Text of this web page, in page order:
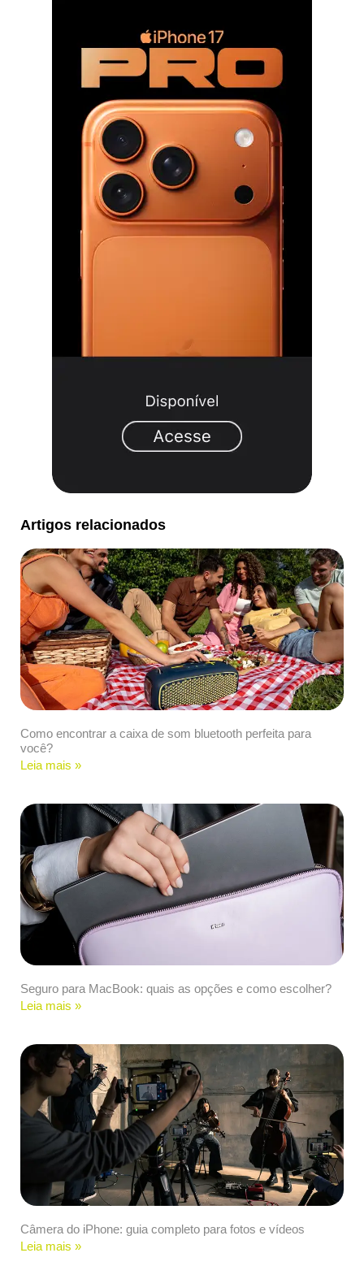
Artigos relacionados
Como encontrar a caixa de som bluetooth perfeita para
você?
Leia mais »
Seguro para MacBook: quais as opções e como escolher?
Leia mais »
Câmera do iPhone: guia completo para fotos e vídeos
Leia mais »